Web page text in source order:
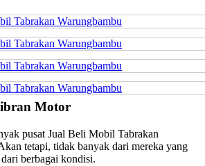
Motor
pusat Jual Beli Mobil Tabrakan
tetapi, tidak banyak dari mereka yang
berbagai kondisi.